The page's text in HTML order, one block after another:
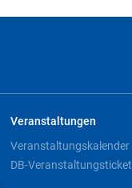
Veranstaltungen
Veranstaltungskalender
DB-Veranstaltungsticket